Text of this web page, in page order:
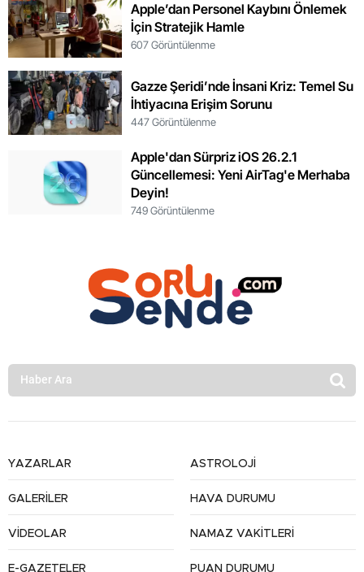
Apple’dan Personel Kaybını Önlemek
İçin Stratejik Hamle
607 Görüntülenme
Gazze Şeridi’nde İnsani Kriz: Temel Su
İhtiyacına Erişim Sorunu
447 Görüntülenme
Apple'dan Sürpriz iOS 26.2.1
Güncellemesi: Yeni AirTag'e Merhaba
Deyin!
749 Görüntülenme
YAZARLAR
GALERİLER
VİDEOLAR
E-GAZETELER
ASTROLOJİ
HAVA DURUMU
NAMAZ VAKİTLERİ
PUAN DURUMU